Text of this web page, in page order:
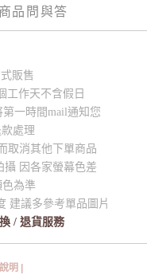
商品問與答
販售
工作天不含假日
一時間mail通知您
處理
取消其他下單商品
攝 因各家螢幕色差
色為準
建議多參考單品圖片
/ 退貨服務
明 |